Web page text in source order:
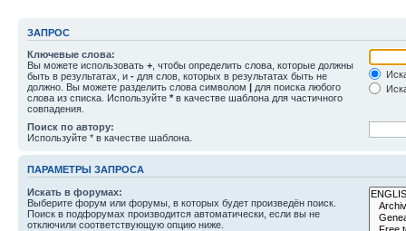
ЗАПРОС
Ключевые слова:
Вы можете использовать + , чтобы определить слова, которые должны
быть в результатах, и - для слов, которых в результатах быть не
должно. Вы можете разделить слова символом | для поиска любого
слова из списка. Используйте * в качестве шаблона для частичного
совпадения.
Поиск по автору:
Используйте * в качестве шаблона.
ПАРАМЕТРЫ ЗАПРОСА
Искать в форумах:
Выберите форум или форумы, в которых будет произведён поиск.
Поиск в подфорумах производится автоматически, если вы не
отключили соответствующую опцию ниже.